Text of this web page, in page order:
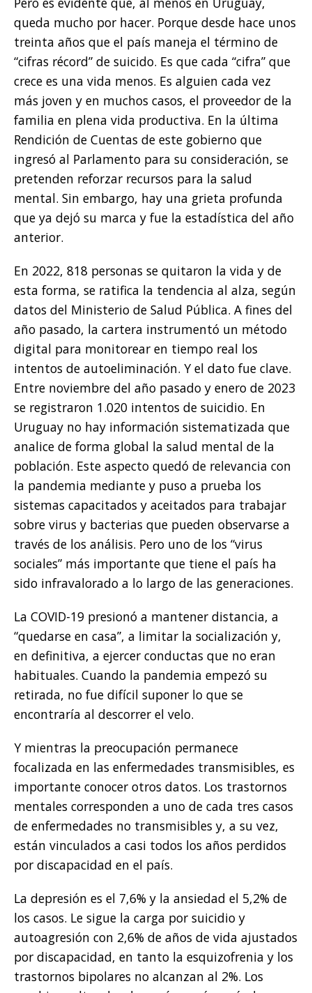
queda mucho por hacer. Porque desde hace unos
treinta años que el país maneja el término de
“cifras récord” de suicido. Es que cada “cifra” que
crece es una vida menos. Es alguien cada vez
más joven y en muchos casos, el proveedor de la
familia en plena vida productiva. En la última
Rendición de Cuentas de este gobierno que
ingresó al Parlamento para su consideración, se
pretenden reforzar recursos para la salud
mental. Sin embargo, hay una grieta profunda
que ya dejó su marca y fue la estadística del año
anterior.
En 2022, 818 personas se quitaron la vida y de
esta forma, se ratifica la tendencia al alza, según
datos del Ministerio de Salud Pública. A fines del
año pasado, la cartera instrumentó un método
digital para monitorear en tiempo real los
intentos de autoeliminación. Y el dato fue clave.
Entre noviembre del año pasado y enero de 2023
se registraron 1.020 intentos de suicidio. En
Uruguay no hay información sistematizada que
analice de forma global la salud mental de la
población. Este aspecto quedó de relevancia con
la pandemia mediante y puso a prueba los
sistemas capacitados y aceitados para trabajar
sobre virus y bacterias que pueden observarse a
través de los análisis. Pero uno de los “virus
sociales” más importante que tiene el país ha
sido infravalorado a lo largo de las generaciones.
La COVID-19 presionó a mantener distancia, a
“quedarse en casa”, a limitar la socialización y,
en definitiva, a ejercer conductas que no eran
habituales. Cuando la pandemia empezó su
retirada, no fue difícil suponer lo que se
encontraría al descorrer el velo.
Y mientras la preocupación permanece
focalizada en las enfermedades transmisibles, es
importante conocer otros datos. Los trastornos
mentales corresponden a uno de cada tres casos
de enfermedades no transmisibles y, a su vez,
están vinculados a casi todos los años perdidos
por discapacidad en el país.
La depresión es el 7,6% y la ansiedad el 5,2% de
los casos. Le sigue la carga por suicidio y
autoagresión con 2,6% de años de vida ajustados
por discapacidad, en tanto la esquizofrenia y los
trastornos bipolares no alcanzan al 2%. Los